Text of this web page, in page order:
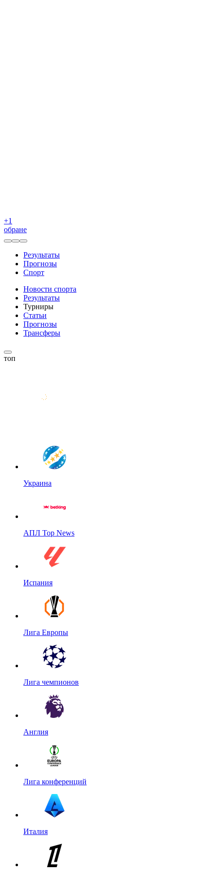
+1
обране
Результаты
Прогнозы
Спорт
Новости спорта
Результаты
Турниры
Статьи
Прогнозы
Трансферы
топ
Украина
АПЛ Top News
Испания
Лига Европы
Лига чемпионов
Англия
Лига конференций
Италия